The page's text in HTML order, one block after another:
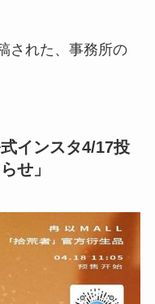
された、事務所の
インスタ4/17投
せ」